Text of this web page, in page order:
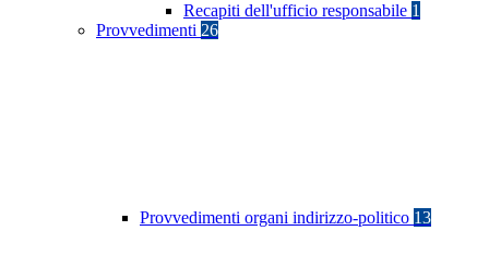
Recapiti dell'ufficio responsabile 1
Provvedimenti 26
Provvedimenti organi indirizzo-politico 13